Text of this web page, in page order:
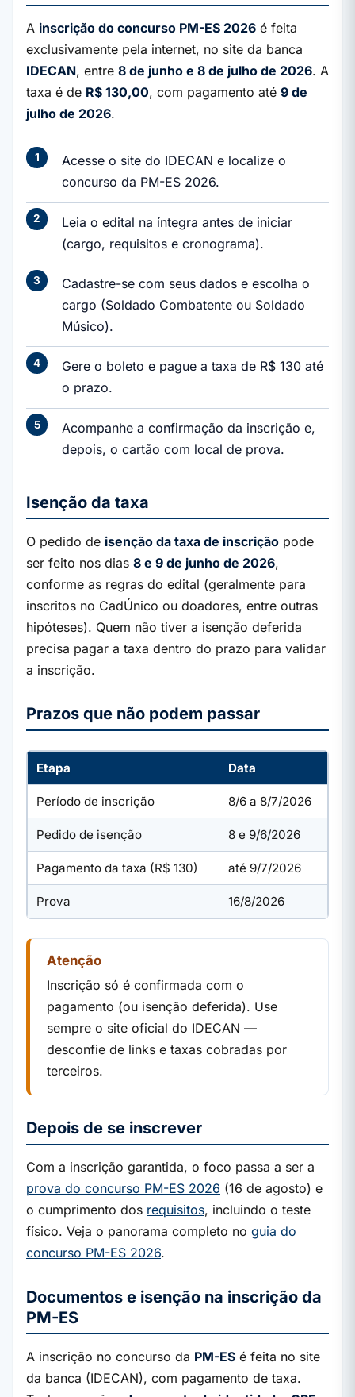
A inscrição do concurso PM-ES 2026 é feita
exclusivamente pela internet, no site da banca
IDECAN, entre 8 de junho e 8 de julho de 2026. A
taxa é de R$ 130,00, com pagamento até 9 de
julho de 2026.
Acesse o site do IDECAN e localize o
concurso da PM-ES 2026.
Leia o edital na íntegra antes de iniciar
(cargo, requisitos e cronograma).
Cadastre-se com seus dados e escolha o
cargo (Soldado Combatente ou Soldado
Músico).
Gere o boleto e pague a taxa de R$ 130 até
o prazo.
Acompanhe a confirmação da inscrição e,
depois, o cartão com local de prova.
Isenção da taxa
O pedido de isenção da taxa de inscrição pode
ser feito nos dias 8 e 9 de junho de 2026,
conforme as regras do edital (geralmente para
inscritos no CadÚnico ou doadores, entre outras
hipóteses). Quem não tiver a isenção deferida
precisa pagar a taxa dentro do prazo para validar
a inscrição.
Prazos que não podem passar
Etapa Data
Período de inscrição 8/6 a 8/7/2026
Pedido de isenção 8 e 9/6/2026
Pagamento da taxa (R$ 130) até 9/7/2026
Prova 16/8/2026
Atenção
Inscrição só é confirmada com o
pagamento (ou isenção deferida). Use
sempre o site oficial do IDECAN —
desconfie de links e taxas cobradas por
terceiros.
Depois de se inscrever
Com a inscrição garantida, o foco passa a ser a
prova do concurso PM-ES 2026 (16 de agosto) e
o cumprimento dos requisitos, incluindo o teste
físico. Veja o panorama completo no guia do
concurso PM-ES 2026.
Documentos e isenção na inscrição da
PM-ES
A inscrição no concurso da PM-ES é feita no site
da banca (IDECAN), com pagamento de taxa.